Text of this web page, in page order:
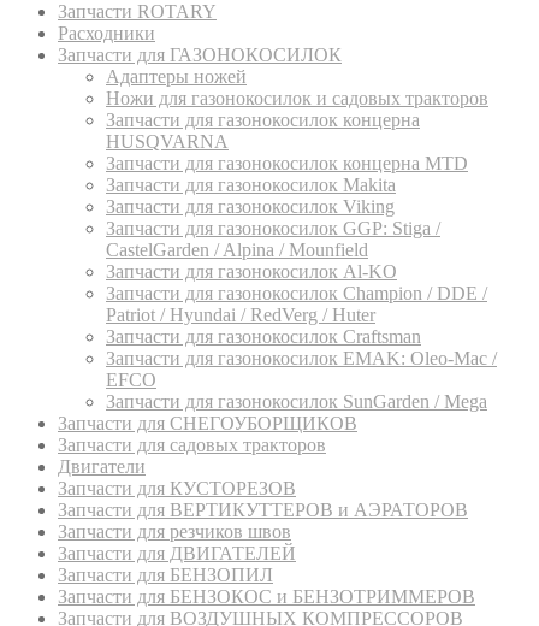
Запчасти ROTARY
Расходники
Запчасти для ГАЗОНОКОСИЛОК
Адаптеры ножей
Ножи для газонокосилок и садовых тракторов
Запчасти для газонокосилок концерна
HUSQVARNA
Запчасти для газонокосилок концерна MTD
Запчасти для газонокосилок Makita
Запчасти для газонокосилок Viking
Запчасти для газонокосилок GGP: Stiga /
CastelGarden / Alpina / Mounfield
Запчасти для газонокосилок Al-KO
Запчасти для газонокосилок Champion / DDE /
Patriot / Hyundai / RedVerg / Huter
Запчасти для газонокосилок Craftsman
Запчасти для газонокосилок EMAK: Oleo-Mac /
EFCO
Запчасти для газонокосилок SunGarden / Mega
Запчасти для СНЕГОУБОРЩИКОВ
Запчасти для садовых тракторов
Двигатели
Запчасти для КУСТОРЕЗОВ
Запчасти для ВЕРТИКУТТЕРОВ и АЭРАТОРОВ
Запчасти для резчиков швов
Запчасти для ДВИГАТЕЛЕЙ
Запчасти для БЕНЗОПИЛ
Запчасти для БЕНЗОКОС и БЕНЗОТРИММЕРОВ
Запчасти для ВОЗДУШНЫХ КОМПРЕССОРОВ